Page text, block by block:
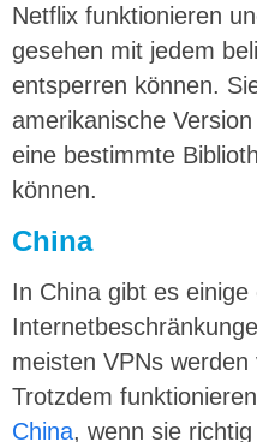
Netflix funktionieren
gesehen mit jedem
entsperren können.
amerikanische
eine bestimmte
können.
China
In China gibt es
meisten VPNs
Trotzdem
China, wenn sie